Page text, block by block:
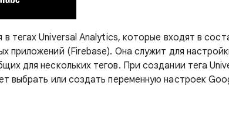
тегах Universal Analytics, которые входят в
приложений (Firebase). Она служит для
для нескольких тегов. При создании тега
выбрать или создать переменную настроек